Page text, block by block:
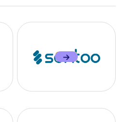
NIEUW